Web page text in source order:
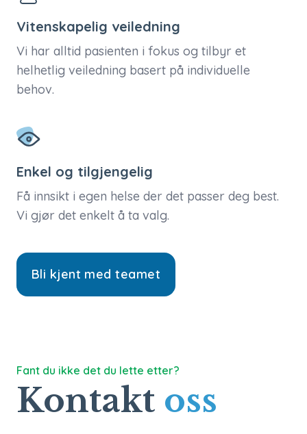
Vitenskapelig veiledning
Vi har alltid pasienten i fokus og tilbyr et
helhetlig veiledning basert på individuelle
behov.
Enkel og tilgjengelig
Få innsikt i egen helse der det passer deg best.
Vi gjør det enkelt å ta valg.
Bli kjent med teamet
Fant du ikke det du lette etter?
Kontakt oss